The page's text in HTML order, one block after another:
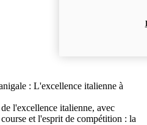
: L'excellence italienne à
l'excellence italienne, avec
et l'esprit de compétition : la